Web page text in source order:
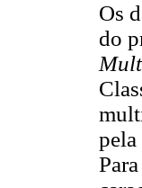
Os
do